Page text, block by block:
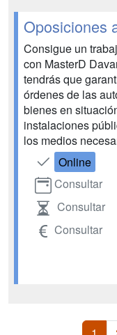
Oposiciones
Consigue un
con MasterD
tendrás que
órdenes de las
bienes en
instalaciones
los medios
Online
Consultar
Consultar
Consultar